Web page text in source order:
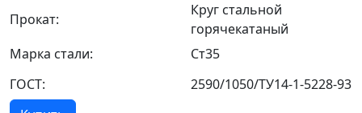
Прокат:
Круг стальной
горячекатаный
Марка стали:
Ст35
ГОСТ:
2590/1050/ТУ14-1-5228-93